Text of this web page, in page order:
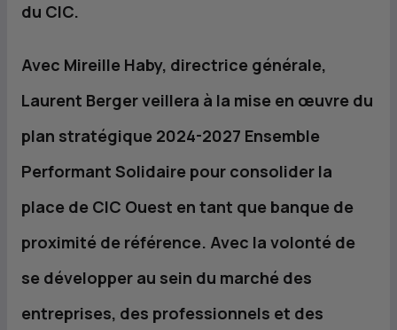
du CIC.
Avec Mireille Haby, directrice générale,
Laurent Berger veillera à la mise en œuvre du
plan stratégique 2024-2027 Ensemble
Performant Solidaire pour consolider la
place de CIC Ouest en tant que banque de
proximité de référence. Avec la volonté de
se développer au sein du marché des
entreprises, des professionnels et des